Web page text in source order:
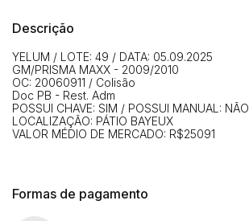
Descrição
YELUM / LOTE: 49 / DATA: 05.09.2025
GM/PRISMA MAXX - 2009/2010
OC: 20060911 / Colisão
Doc PB - Rest. Adm
POSSUI CHAVE: SIM / POSSUI MANUAL: NÃO
LOCALIZAÇÃO: PÁTIO BAYEUX
VALOR MÉDIO DE MERCADO: R$25091
Formas de pagamento